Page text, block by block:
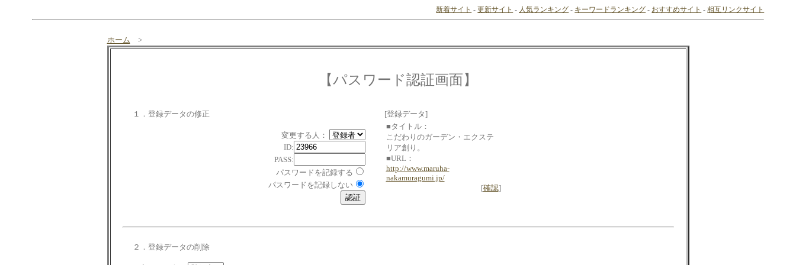
新着サイト -更新サイト - 人気ランキング - キーワードランキング - おすすめサイト -相互リンクサイト
ホーム >
【パスワード認証画面】
１．登録データの修正
変更する人：
ID:
PASS:
パスワードを記録する
パスワードを記録しない
[登録データ]
■タイトル：
こだわりのガーデン・エクステ
リア創り。
■URL：
http://www.maruha-
nakamuragumi.jp/
[確認]
２．登録データの削除